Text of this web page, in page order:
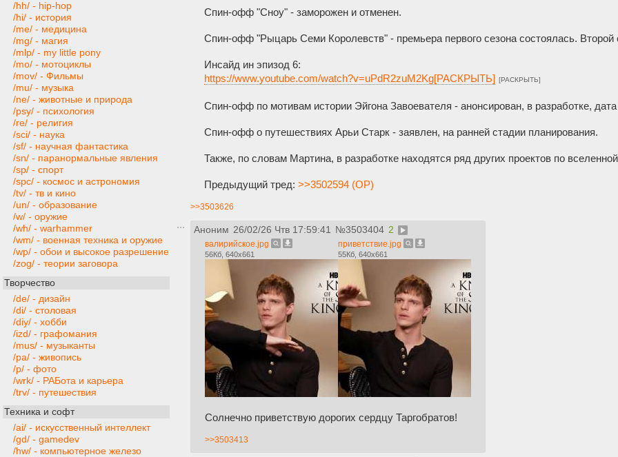
/hh/ - hip-hop
/hi/ - история
/me/ - медицина
/mg/ - магия
/mlp/ - my little pony
/mo/ - мотоциклы
/mov/ - Фильмы
/mu/ - музыка
/ne/ - животные и природа
/psy/ - психология
/re/ - религия
/sci/ - наука
/sf/ - научная фантастика
/sn/ - паранормальные явления
/sp/ - спорт
/spc/ - космос и астрономия
/tv/ - тв и кино
/un/ - образование
/w/ - оружие
/wh/ - warhammer
/wm/ - военная техника и оружие
/wp/ - обои и высокое разрешение
/zog/ - теории заговора
Творчество
/de/ - дизайн
/di/ - столовая
/diy/ - хобби
/izd/ - графомания
/mus/ - музыканты
/pa/ - живопись
/p/ - фото
/wrk/ - РАБота и карьера
/trv/ - путешествия
Техника и софт
/ai/ - искусственный интеллект
/gd/ - gamedev
/hw/ - компьютерное железо
Спин-офф "Сноу" - заморожен и отменен.
Спин-офф "Рыцарь Семи Королевств" - премьера первого сезона состоялась. Второй
Инсайд ин эпизод 6:
https://www.youtube.com/watch?v=uPdR2zuM2Kg[РАСКРЫТЬ] [РАСКРЫТЬ]
Спин-офф по мотивам истории Эйгона Завоевателя - анонсирован, в разработке,
Спин-офф о путешествиях Арьи Старк - заявлен, на ранней стадии планирования.
Также, по словам Мартина, в разработке находятся ряд других проектов по
Предыдущий тред: >>3502594 (OP)
>>3503626
Аноним 26/02/26 Чтв 17:59:41 №3503404 2
валирийское.jpg
56Кб, 640x661
приветствие.jpg
55Кб, 640x661
Солнечно приветствую дорогих сердцу Таргобратов!
>>3503413